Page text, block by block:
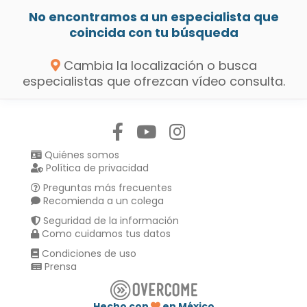
No encontramos a un especialista que
coincida con tu búsqueda
Cambia la localización o busca
especialistas que ofrezcan vídeo consulta.
Quiénes somos
Política de privacidad
Preguntas más frecuentes
Recomienda a un colega
Seguridad de la información
Como cuidamos tus datos
Condiciones de uso
Prensa